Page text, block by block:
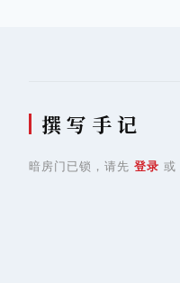
撰 写 手 记
暗房门已锁，请先 登录 或